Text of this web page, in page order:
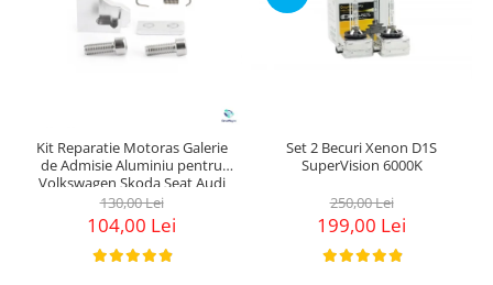
Kit Reparatie Motoras Galerie
de Admisie Aluminiu pentru
Volkswagen Skoda Seat Audi
P2015
130,00 Lei
104,00 Lei
Set 2 Becuri Xenon D1S
SuperVision 6000K
250,00 Lei
199,00 Lei